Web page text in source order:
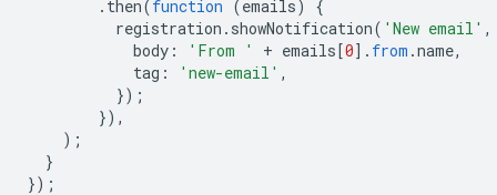
. then(function (emails)
{
registration . showNotification( 'New email' ,
body : 'From ' + emails[0]. from .name,
tag : 'new-email' ,
});
}),
);
}
});